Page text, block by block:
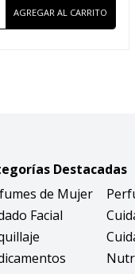
Destacadas
de Mujer
Facial